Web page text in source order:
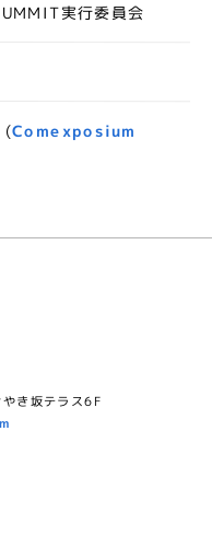
を公開
」第四弾スピーカ
公開
」第二弾スピーカ
実行委員会
(Comexposium
き坂テラス6F